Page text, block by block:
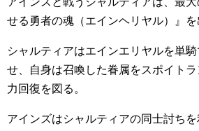
せる勇者の魂（エインヘリヤル）』を
シャルティアはエインエリヤルを単
せ、自身は召喚した眷属をスポイト
力回復を図る。
アインズはシャルティアの同士討ち